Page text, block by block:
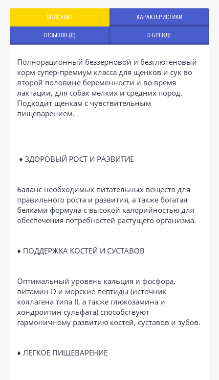
ОПИСАНИЕ ХАРАКТЕРИСТИКИ
ОТЗЫВОВ (0) О БРЕНДЕ
Полнорационный беззерновой и безглютеновый
корм супер-премиум класса для щенков и сук во
второй половине беременности и во время
лактации, для собак мелких и средних пород.
Подходит щенкам с чувствительным
пищеварением.
♦ ЗДОРОВЫЙ РОСТ И РАЗВИТИЕ
Баланс необходимых питательных веществ для
правильного роста и развития, а также богатая
белками формула с высокой калорийностью для
обеспечения потребностей растущего организма.
♦ ПОДДЕРЖКА КОСТЕЙ И СУСТАВОВ
Оптимальный уровень кальция и фосфора,
витамин D и морские пептиды (источник
коллагена типа II, а также глюкозамина и
хондроитин сульфата) способствуют
гармоничному развитию костей, суставов и зубов.
♦ ЛЕГКОЕ ПИЩЕВАРЕНИЕ